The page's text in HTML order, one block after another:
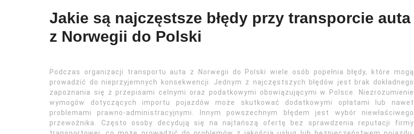
Jakie są najczęstsze błędy przy transporcie auta
z Norwegii do Polski
Podczas organizacji transportu auta z Norwegii do Polski wiele osób popełnia błędy, które mogą
prowadzić do nieprzyjemnych konsekwencji. Jednym z najczęstszych błędów jest brak dokładnego
zapoznania się z przepisami celnymi oraz podatkowymi obowiązującymi w Polsce. Niezrozumienie
wymogów dotyczących importu pojazdów może skutkować dodatkowymi opłatami lub nawet
problemami prawno-administracyjnymi. Innym powszechnym błędem jest wybór niewłaściwego
przewoźnika. Często osoby decydują się na najtańszą ofertę bez sprawdzenia reputacji firmy